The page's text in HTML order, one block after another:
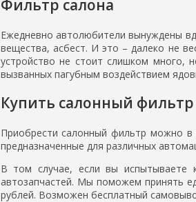
Фильтр салона
Ежедневно автолюбители вынуждены
вещества, асбест. И это – далеко не
устройство не стоит слишком много,
вызванных пагубным воздействием
Купить салонный фильтр
Приобрести салонный фильтр можно в
предназначенные для различных
В том случае, если вы испытываете
автозапчастей. Мы поможем принять
рублей. Возможен бесплатный